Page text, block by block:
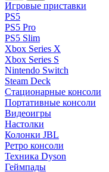
Игровые приставки
PS5
PS5 Pro
PS5 Slim
Xbox Series X
Xbox Series S
Nintendo Switch
Steam Deck
Стационарные консоли
Портативные консоли
Видеоигры
Настолки
Колонки JBL
Ретро консоли
Техника Dyson
Геймпады